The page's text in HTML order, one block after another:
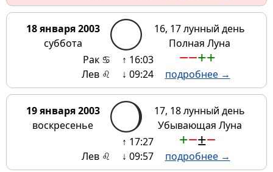
18 января 2003
суббота
16, 17 лунный день
Полная Луна
Рак ♋
Лев ♌
↑ 16:03
↓ 09:24
−−++
подробнее →
19 января 2003
воскресенье
17, 18 лунный день
Убывающая Луна
Лев ♌
↑ 17:27
↓ 09:57
+−±−
подробнее →